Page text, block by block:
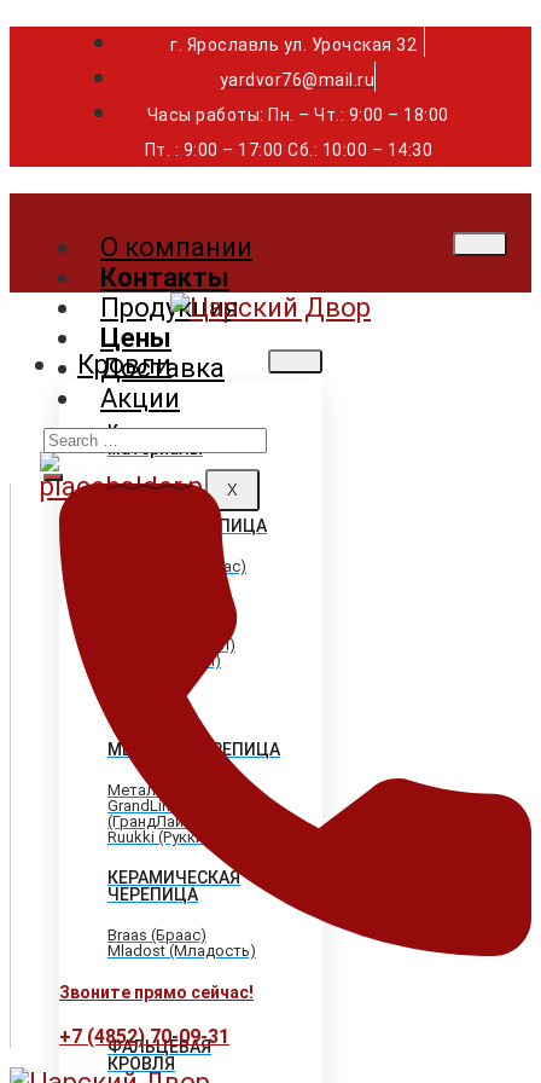
г. Ярославль ул. Урочская 32 ⁣⁣⁣⁣
yardvor76@mail.ru
Часы работы: Пн. – Чт.: 9:00 – 18:00
Пт. : 9:00 – 17:00 Сб.: 10:00 – 14:30
О компании
Контакты
Продукция
Цены
Доставка
Акции
X
Кровли
Кровельные
материалы
ГИБКАЯ ЧЕРЕПИЦА
Shinglas (Шинглас)
Katepal (Катепал)
Icopal (Икопал)
МЕТАЛЛОЧЕРЕПИЦА
МеталлПрофиль
GrandLine
(ГрандЛайн)
Ruukki (Рукки)
КЕРАМИЧЕСКАЯ
ЧЕРЕПИЦА
Braas (Браас)
Mladost (Младость)
ФАЛЬЦЕВАЯ
КРОВЛЯ
Search
for:
Звоните прямо сейчас!
+7 (4852) 70-09-31